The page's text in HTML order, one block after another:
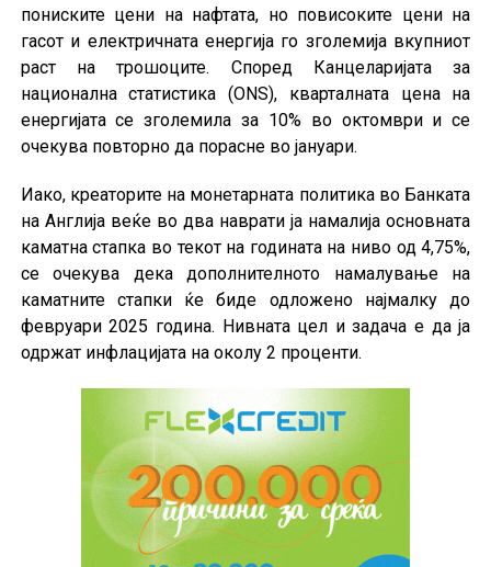
пониските цени на нафтата, но повисоките цени на
гасот и електричната енергија го зголемија вкупниот
раст на трошоците. Според Канцеларијата за
национална статистика (ONS), кварталната цена на
енергијата се зголемила за 10% во октомври и се
очекува повторно да порасне во јануари.
Иако, креаторите на монетарната политика во Банката
на Англија веќе во два наврати ја намалија основната
каматна стапка во текот на годината на ниво од 4,75%,
се очекува дека дополнителното намалување на
каматните стапки ќе биде одложено најмалку до
февруари 2025 година. Нивната цел и задача е да ја
одржат инфлацијата на околу 2 проценти.